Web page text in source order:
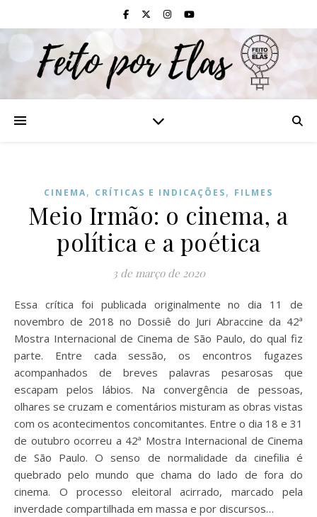
CINEMA, CRÍTICAS E INDICAÇÕES, FILMES
Meio Irmão: o cinema, a
política e a poética
3 de março de 2020
Essa crítica foi publicada originalmente no dia 11 de
novembro de 2018 no Dossiê do Juri Abraccine da 42ª
Mostra Internacional de Cinema de São Paulo, do qual fiz
parte. Entre cada sessão, os encontros fugazes
acompanhados de breves palavras pesarosas que
escapam pelos lábios. Na convergência de pessoas,
olhares se cruzam e comentários misturam as obras vistas
com os acontecimentos concomitantes. Entre o dia 18 e 31
de outubro ocorreu a 42ª Mostra Internacional de Cinema
de São Paulo. O senso de normalidade da cinefilia é
quebrado pelo mundo que chama do lado de fora do
cinema. O processo eleitoral acirrado, marcado pela
inverdade compartilhada em massa e por discursos…